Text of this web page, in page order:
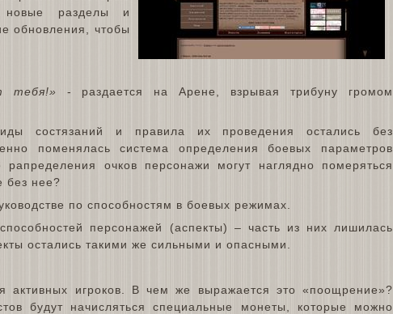
новые разделы и
обновления, чтобы
тебя!»
- раздается на Арене, взрывая трибуну громом
состязаний и правила их проведения остались без
поменялась система определения боевых параметров
очков персонажи могут наглядно померяться
без нее?
по способностям в боевых режимах.
персонажей (аспекты) – часть из них лишилась
остались такими же сильными и опасными.
активных игроков. В чем же выражается это «поощрение»?
будут начисляться специальные монеты, которые можно